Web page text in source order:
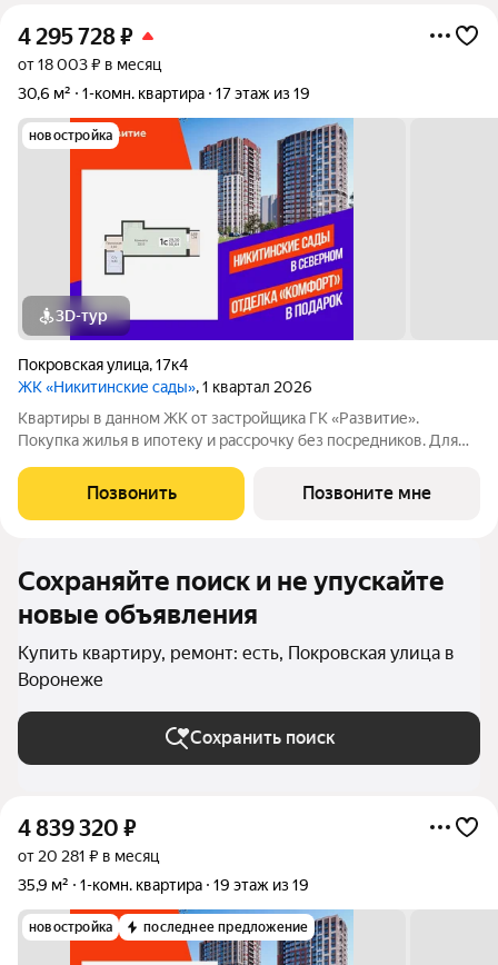
4 295 728₽
от 18 003 ₽ в месяц
30,6 м²
1-комн. квартира 17 этаж из 19
новостройка
3D-тур
Покровская улица,17к4
ЖК «Никитинские сады», 1 квартал 2026
Квартиры в данном ЖК от застройщика ГК «Развитие».
Покупка жилья в ипотеку и рассрочку без посредников. Для
обращайтесь в отдел продаж застройщика.
Позвонить Позвоните мне
Сохраняйте поиск и не упускайте
новые объявления
Купить квартиру, ремонт: есть, Покровская улица в
Воронеже
Сохранить поиск
4 839 320 ₽
от 20 281 ₽ в месяц
35,9 м²
1-комн. квартира 19 этаж из 19
новостройка последнее предложение